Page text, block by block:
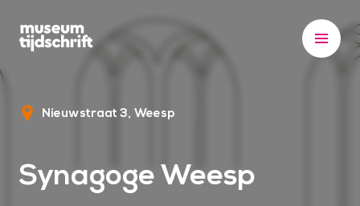
p
Nieuwstraat 3 Weesp
Synagoge Weesp